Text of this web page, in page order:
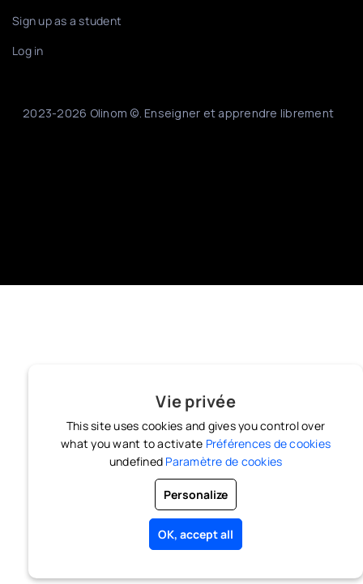
Sign up as a student
Log in
2023-2026 Olinom ©. Enseigner et apprendre librement
Vie privée
This site uses cookies and gives you control over
what you want to activate Préférences de cookies
undefined Paramètre de cookies
Personalize
OK, accept all